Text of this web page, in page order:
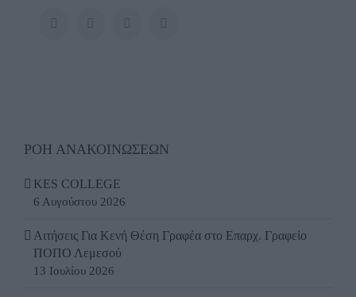
ΡΟΗ ΑΝΑΚΟΙΝΩΣΕΩΝ
KES COLLEGE
6 Αυγούστου 2026
Αιτήσεις Για Κενή Θέση Γραφέα στο Επαρχ. Γραφείο
ΠΟΠΟ Λεμεσού
13 Ιουλίου 2026